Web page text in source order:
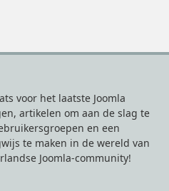
voor het laatste Joomla
artikelen om aan de slag te
en een
te maken in de wereld van
Joomla-community!